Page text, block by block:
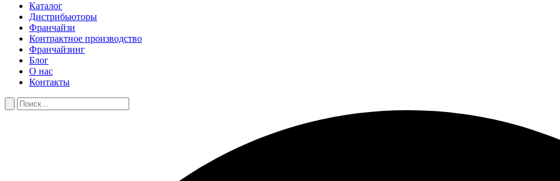
Каталог
Дистрибьюторы
Франчайзи
Контрактное производство
Франчайзинг
Блог
О нас
Контакты